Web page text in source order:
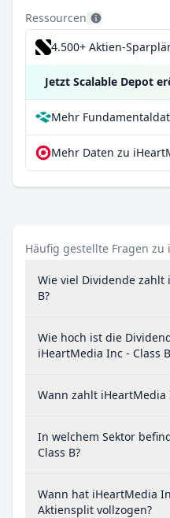
Ressourcen
4.500+ Aktien-
Jetzt Scalable Depot
Häufig gestellte Fragen zu
Wie viel Dividende zahlt
B?
Wie hoch ist die
iHeartMedia Inc - Class
Wann zahlt iHeartMedia
In welchem Sektor
Class B?
Wann hat iHeartMedia
Aktiensplit vollzogen?